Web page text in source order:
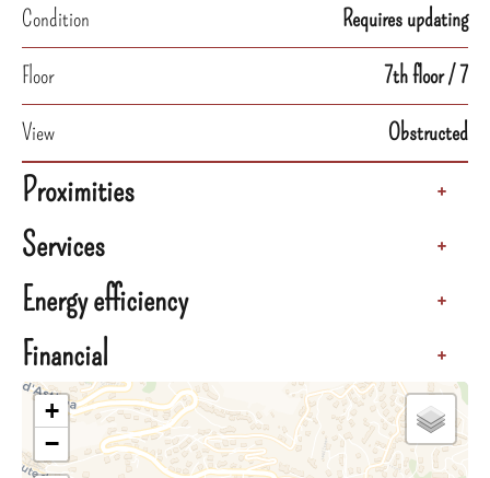
Condition
Requires updating
Floor
7th floor / 7
View
Obstructed
Proximities +
Services +
Energy efficiency +
Financial +
+
−